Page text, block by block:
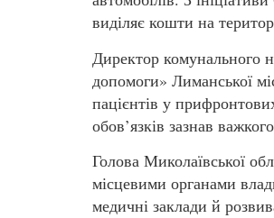
виділяє кошти на
Директор комунального
допомоги» Лиманської
пацієнтів у
обов’язків зазнав
Голова Миколаївської
місцевими органами
медичні заклади й